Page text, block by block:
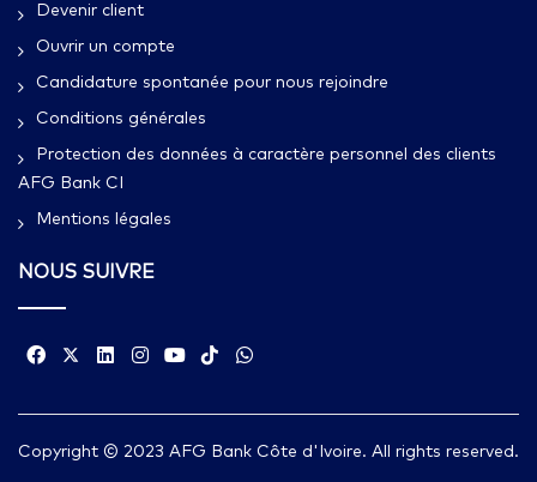
Devenir client
Ouvrir un compte
Candidature spontanée pour nous rejoindre
Conditions générales
Protection des données à caractère personnel des clients
AFG Bank CI
Mentions légales
NOUS SUIVRE
Copyright © 2023 AFG Bank Côte d'Ivoire. All rights reserved.